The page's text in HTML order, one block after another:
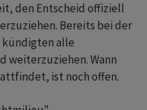
den Entscheid offiziell
Bereits bei der
alle
weiterzuziehen. Wann
ist noch offen.